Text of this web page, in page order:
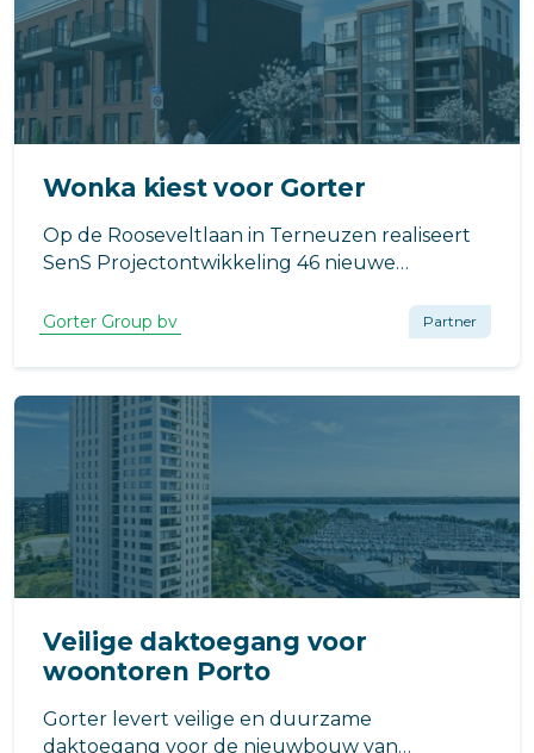
Wonka kiest voor Gorter
Op de Rooseveltlaan in Terneuzen realiseert
SenS Projectontwikkeling 46 nieuwe
Gorter Group bv Partner
Veilige daktoegang voor
woontoren Porto
Gorter levert veilige en duurzame
daktoegang voor de nieuwbouw van